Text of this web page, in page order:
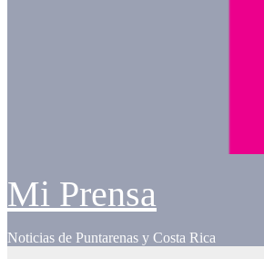
Mi Prensa
Noticias de Puntarenas y Costa Rica